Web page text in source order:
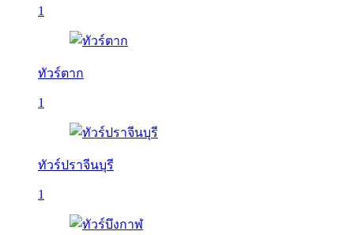
1
ทัวร์ตาก
1
ทัวร์ปราจีนบุรี
1